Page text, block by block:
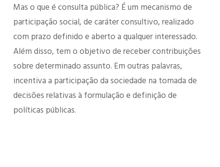
Mas o que é consulta pública? É um mecanismo de
participação social, de caráter consultivo, realizado
com prazo definido e aberto a qualquer interessado.
Além disso, tem o objetivo de receber contribuições
sobre determinado assunto. Em outras palavras,
incentiva a participação da sociedade na tomada de
decisões relativas à formulação e definição de
políticas públicas.